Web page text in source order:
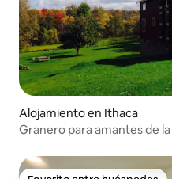
Alojamiento en Ithaca
Granero para amantes de